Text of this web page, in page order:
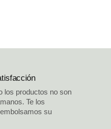
los productos no son
Te los
su